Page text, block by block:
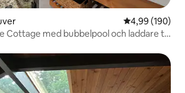
4,99 av 5 i
4,99 (190)
Cottage med bubbelpool och laddare till